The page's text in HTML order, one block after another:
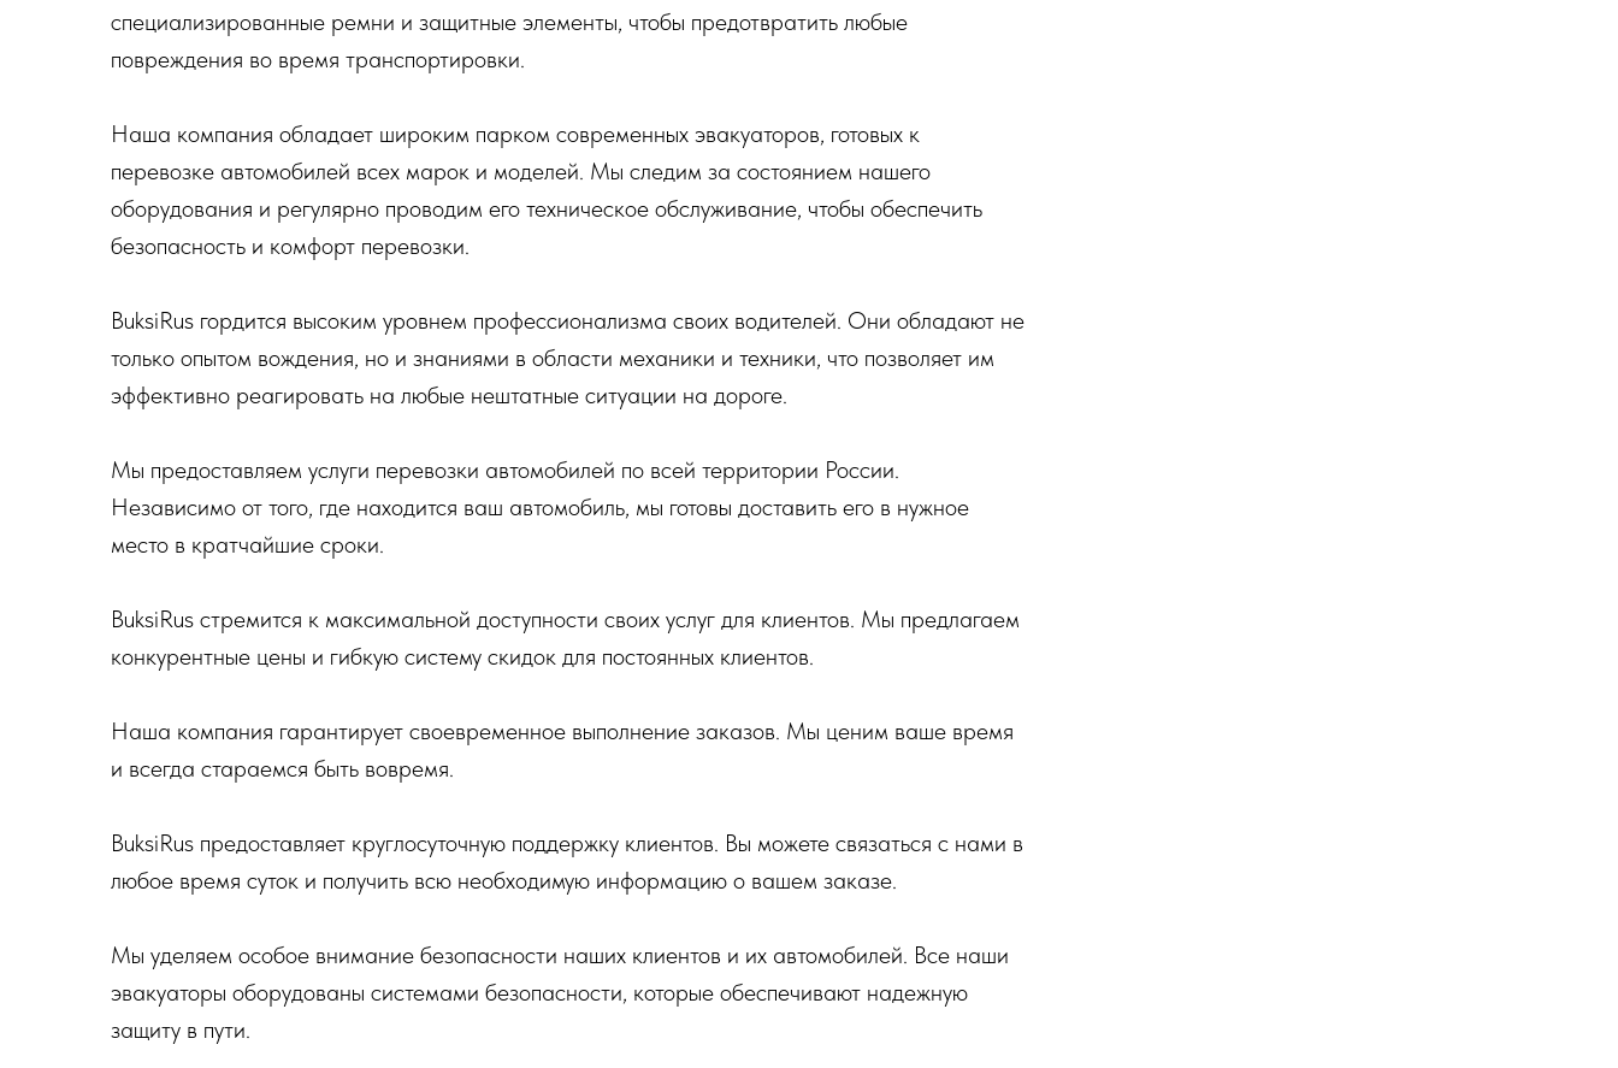
специализированные ремни и защитные элементы, чтобы предотвратить любые
повреждения во время транспортировки.
Наша компания обладает широким парком современных эвакуаторов, готовых к
перевозке автомобилей всех марок и моделей. Мы следим за состоянием нашего
оборудования и регулярно проводим его техническое обслуживание, чтобы обеспечить
безопасность и комфорт перевозки.
BuksiRus гордится высоким уровнем профессионализма своих водителей. Они обладают не
только опытом вождения, но и знаниями в области механики и техники, что позволяет им
эффективно реагировать на любые нештатные ситуации на дороге.
Мы предоставляем услуги перевозки автомобилей по всей территории России.
Независимо от того, где находится ваш автомобиль, мы готовы доставить его в нужное
место в кратчайшие сроки.
BuksiRus стремится к максимальной доступности своих услуг для клиентов. Мы предлагаем
конкурентные цены и гибкую систему скидок для постоянных клиентов.
Наша компания гарантирует своевременное выполнение заказов. Мы ценим ваше время
и всегда стараемся быть вовремя.
BuksiRus предоставляет круглосуточную поддержку клиентов. Вы можете связаться с нами в
любое время суток и получить всю необходимую информацию о вашем заказе.
Мы уделяем особое внимание безопасности наших клиентов и их автомобилей. Все наши
эвакуаторы оборудованы системами безопасности, которые обеспечивают надежную
защиту в пути.